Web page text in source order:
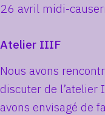
26 avril midi-
Atelier IIIF
Nous avons
discuter de l’atelier
avons envisagé de